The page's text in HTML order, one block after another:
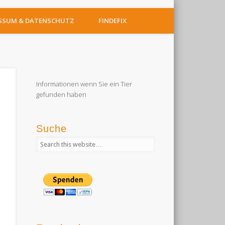
& DATENSCHUTZ FINDEFIX
Informationen wenn Sie ein Tier
gefunden haben
Suche